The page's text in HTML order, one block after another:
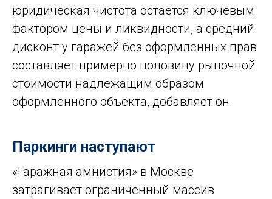
юридическая чистота остается ключевым
фактором цены и ликвидности, а средний
дисконт у гаражей без оформленных прав
составляет примерно половину рыночной
стоимости надлежащим образом
оформленного объекта, добавляет он.
Паркинги наступают
«Гаражная амнистия» в Москве
затрагивает ограниченный массив